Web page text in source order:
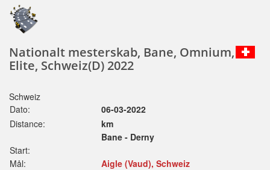
Nationalt mesterskab, Bane, Omnium,
Elite, Schweiz(D) 2022
Schweiz
Dato:
06-03-2022
Distance:
km
Bane - Derny
Start:
Mål:
Aigle (Vaud), Schweiz